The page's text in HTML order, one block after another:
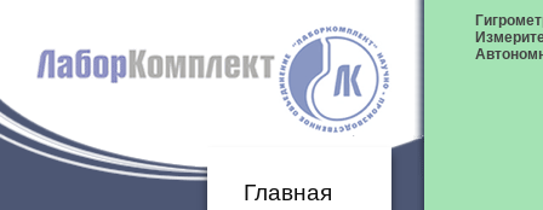
Главная